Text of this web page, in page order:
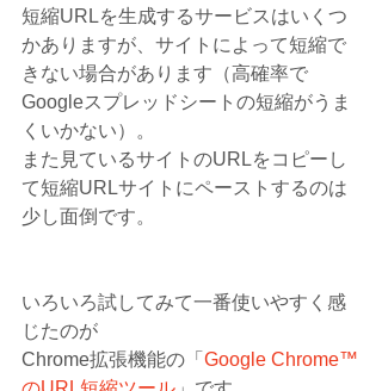
短縮URLを生成するサービスはいくつ
かありますが、サイトによって短縮で
きない場合があります（高確率で
Googleスプレッドシートの短縮がうま
くいかない）。
また見ているサイトのURLをコピーし
て短縮URLサイトにペーストするのは
少し面倒です。
いろいろ試してみて一番使いやすく感
じたのが
Chrome拡張機能の「 Google Chrome™